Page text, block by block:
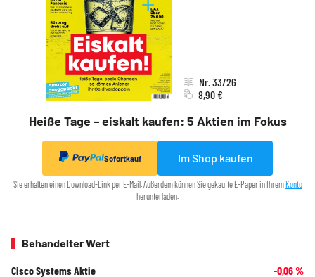
Heiße Tage – eiskalt kaufen: 5 Aktien im Fokus
Nr. 33/26
8,90 €
Sofortkauf Im Shop kaufen
Sie erhalten einen Download-Link per E-Mail. Außerdem können Sie gekaufte E-Paper in Ihrem Konto
herunterladen.
Behandelter Wert
Cisco Systems Aktie -0,06%